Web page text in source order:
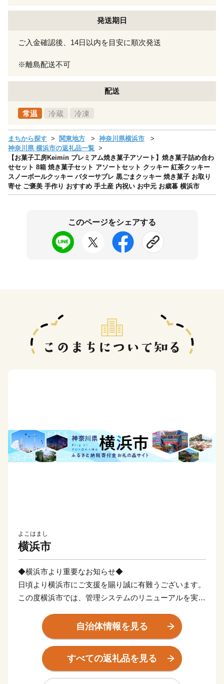
発送期日
ご入金確認後、14日以内を目安に順次発送
※離島配送不可
配送
常温 冷蔵 冷凍
まちから探す 関東地方
神奈川県横浜市
神奈川県 横浜市の返礼品一覧
【お菓子工房Keimin プレミアム焼き菓子アソート】焼き菓子詰め合わ
せセット 8箱 焼き菓子セット アソートセット クッキー 紅茶クッキー
スノーボールクッキー バターサブレ 黒ごまクッキー 焼き菓子 お取り
寄せ ご褒美 手作り おすすめ 手土産 内祝い お中元 お歳暮 横浜市
このページをシェアする
よこはまし
横浜市
◆横浜市より重要なお知らせ◆
日頃より横浜市にご支援を賜り誠に有難うございます。
この度横浜市では、管理システムのリニューアルを実施
リニューアル作業に伴い、2026年3月26日(木)10:00から
一定期間、寄附受付を停止させて頂きます。
2026年４月２日(水)12:00以降、作業が完了次第の再開
を予定しております。
自治体情報を見る
すべての返礼品を見る